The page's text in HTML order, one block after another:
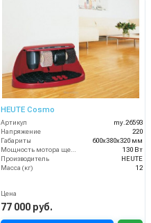
HEUTE Cosmo
Артикул
my.26593
Напряжение
220
Габариты
600х380х320 мм
130 Вт
Производитель
HEUTE
Масса (кг)
12
Цена
77 000 руб.